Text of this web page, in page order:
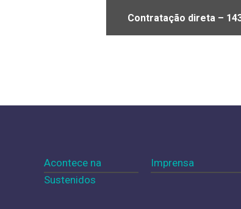
Contratação direta –
Acontece na
Sustenidos
Imprensa